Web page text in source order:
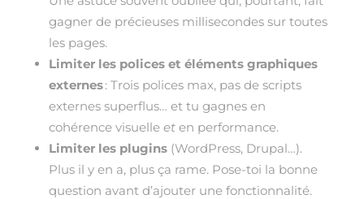
gagner de précieuses millisecondes sur toutes
les pages.
Limiter les polices et éléments graphiques
externes: Trois polices max, pas de scripts
externes superflus… et tu gagnes en
cohérence visuelle eten performance.
Limiter les plugins(WordPress, Drupal…).
Plus il y en a, plus ça rame. Pose-toi la bonne
question avant d’ajouter une fonctionnalité.